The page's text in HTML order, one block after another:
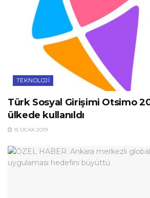
TEKNOLOJI
Türk Sosyal Girişimi Otsimo
ülkede kullanıldı
15 OCAK 2019